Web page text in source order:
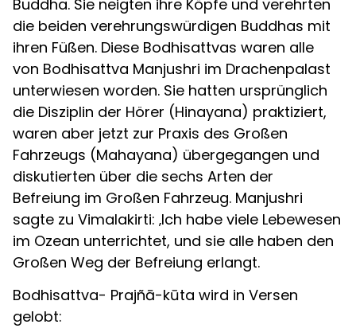
Buddha. Sie neigten ihre Köpfe und verehrten
die beiden verehrungswürdigen Buddhas mit
ihren Füßen. Diese Bodhisattvas waren alle
von Bodhisattva Manjushri im Drachenpalast
unterwiesen worden. Sie hatten ursprünglich
die Disziplin der Hörer (Hinayana) praktiziert,
waren aber jetzt zur Praxis des Großen
Fahrzeugs (Mahayana) übergegangen und
diskutierten über die sechs Arten der
Befreiung im Großen Fahrzeug. Manjushri
sagte zu Vimalakirti: ‚Ich habe viele Lebewesen
im Ozean unterrichtet, und sie alle haben den
Großen Weg der Befreiung erlangt.
Bodhisattva- Prajñā-kūta wird in Versen
gelobt: